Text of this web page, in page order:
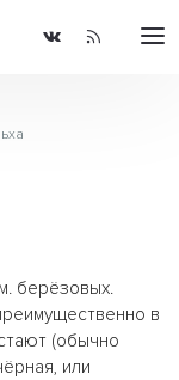
берёзовых.
в
(обычно
или